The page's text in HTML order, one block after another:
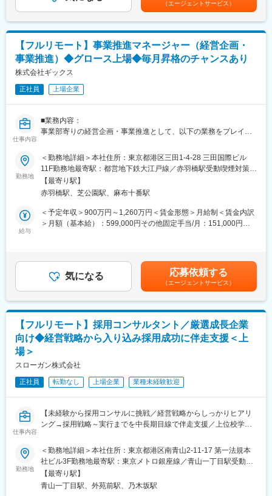
・最新技術を用いる機会が多く、また幅広い案件に携わることが
できるため、自身の知識やスキルの幅を広げることが可能です
・取組み自体がチャレンジングなため、職階に関わらず新しいア
イデアの提案が求められる場面も多く、裁量を持って業務に取り
組めます
・クライアント折衝の機会が多く、エンドユーザーの顔が見える
環境で業務に従事できます
・M&A実行後のPMI支援
・IPO支援
＜直近のプロジェクト事例＞
・大手通信企業のシェアード構想の実行支援
・大手総合商社の人事部業務BPR支援
・大手製造業の海外子会社人事評価/賃金制度設計
・PEファンド投資先企業の財務レポーティング体制構築支援
・PEファンド投資先企業の中期経営計画策定
・PEファンド投資先企業の新規事業立案支援
当社は、部分的な経営課題へのアプローチは行わず、複合的な経
営課題に取り組みます。 そのためご自身の専門外の分野での課題
解決が求められますが、元投資ファンド投資担当・元上場企業
CFO・元ベンチャー企業CFO・元IT系ブティックファームパート
ムで課題解決に取り組みます。
ルに属して、幅広い業界や企業フェーズ、経営課題に触れられる
環境をセットしております。
・クライアントに分析や課題提示をするのみではなく、解決の実
行支援まで行います。実行力を上げるためクライアントに入り込
みハンズオンする際もコンサルタントとしての人格ではなく、ク
ライアントの視点を意識し同じ人格として入り込みます。そのた
め自身が考案したアウトプットや仕組みがどのように企業変革に
つながっているかの手触り感が得やすいです。
変更の範囲：本文参照
す賃金はあくまでも目安の金額であり、選考を通じて上下する可
能性があります。月給(月額)は固定手当を含めた表記です。
（エージェントサービス）
【フルリモート】事業推進マネージャー（経営企画・
事業推進）◆グロース上場◆毎月昇格のチャンスあり
株式会社ギックス
正社員 上場企業
仕事内容
■業務内容：
事業部寄りの経営企画・事業推進として、以下の業務をプレイン
ら手を動かして実行していただくポジションです。
■詳細：
各事業部との予算および方向性策定、予実管理、各種経営分析
事業部門責任者と共に各事業の事業企画・事業開発サポート
営業企画（KPI策定、モニタリング、パイプライン管理など）
マニュアル・仕組み化の企画、社内へのツール導入における運用
メンバーマネジメント
レポートライン：執行役員／Data-Informed事業本部 副本部長直
下
■業務の魅力／面白さ
どのような実行プランを策定するかの裁量があり、自ら計画～実
経営企画など、会社経営の中枢をになって頂きます。
当社のスケールにあたり今後必要となる、組織設計等も将来的に
■働き方
多様なメンバーがプロフェッショナルとして成果を最大化するた
めの手段として、フルリモート制度が定着しています。自分自身
勤務地
＜勤務地詳細＞本社住所：東京都港区三田1-4-28 三田国際ビル
11F勤務地最寄駅：都営地下鉄大江戸線／赤羽橋駅受動喫煙対策：
屋内全面禁煙変更の範囲：会社の定める事業所（リモートワーク
含む）
【最寄り駅】
赤羽橋駅、芝公園駅、麻布十番駅
給与
＜予定年収＞900万円～1,260万円＜賃金形態＞月給制＜賃金内訳
＞月額（基本給）：599,000円その他固定手当/月：151,000円～
を通じて上下する可能性があります。月給(月額)は固定手当を含め
た表記です。気になる 応募依頼する
（エージェントサービス）
【フルリモート】採用コンサルタント／厳選成長企業
向け◆経営戦略から入り込み採用成功に伴走支援＜上
場＞
スローガン株式会社
正社員 転勤なし 上場企業 業種未経験歓迎
仕事内容
【未経験から採用コンサルに挑戦／経営戦略からしっかりヒアリ
ング→採用戦略～実行までを中長期目線で伴走支援／上位校学生
■業務内容：
厳選成長企業の採用コンサル担当として、採用戦略立案～ディレ
クション・実行までを一貫して担当いただきます。
年間を通じてクライアントの経営者・経営チームにとって信頼で
勤務地
＜勤務地詳細＞本社住所：東京都港区南青山2-11-17 第一法規本
社ビル3F勤務地最寄駅：東京メトロ銀座線／青山一丁目駅受動喫
煙対策：敷地内全面禁煙変更の範囲：会社の定める事業所（リモ
ートワーク含む）
【最寄り駅】
青山一丁目駅、外苑前駅、乃木坂駅